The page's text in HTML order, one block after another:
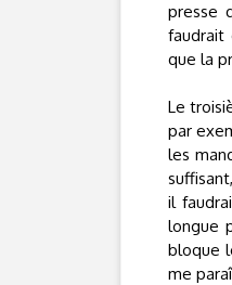
presse
faudrait
que la
Le
par
les
il
longue
bloque
me